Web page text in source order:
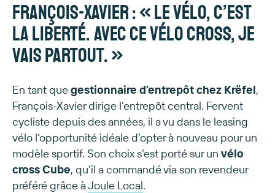
François-Xavier : « Le vélo, c’est
la liberté. Avec ce vélo cross, je
vais partout. »
En tant quegestionnaire d’entrepôt chez Krëfel,
François-Xavier dirige l’entrepôt central. Fervent
cycliste depuis des années, il a vu dans le leasing
vélo l’opportunité idéale d’opter à nouveau pour un
modèle sportif. Son choix s’est porté sur un vélo
cross Cube, qu’il a commandé via son revendeur
préféré grâce àJoule Local.